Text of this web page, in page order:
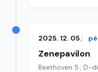
2025. 12. 05.
Zenepavilon
Beethoven 5., D-